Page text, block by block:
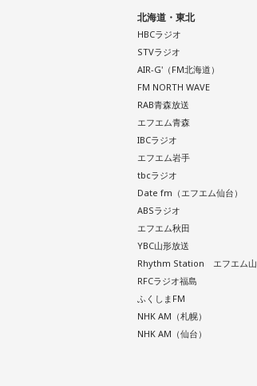
北海道・東北
HBCラジオ
STVラジオ
AIR-G'（FM北海道）
FM NORTH WAVE
RAB青森放送
エフエム青森
IBCラジオ
エフエム岩手
tbcラジオ
Date fm（エフエム仙台）
ABSラジオ
エフエム秋田
YBC山形放送
Rhythm Station エフエム
RFCラジオ福島
ふくしまFM
NHK AM（札幌）
NHK AM（仙台）